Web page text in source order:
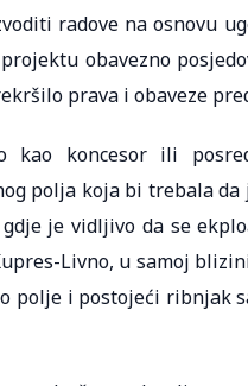
radove na osnovu
obavezno
prava i obaveze
kao koncesor ili
polja koja bi trebala da
je vidljivo da se
Livno, u samoj
polje i postojeći ribnjak